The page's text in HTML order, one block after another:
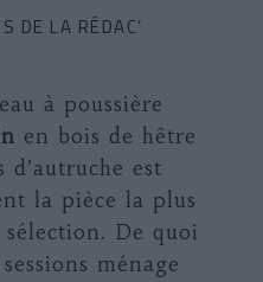
DE LA RÉDAC’
à poussière
en bois de hêtre
d’autruche est
la pièce la plus
De quoi
ménage